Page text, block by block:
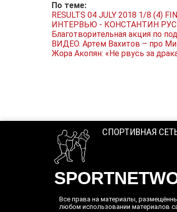
По теме:
RESULTS 04 JULY 2018 1/8 (4)
ИНТЕРВЬЮ - КОНСТАНТИН РУСУ
Благотворительная акция по
ВИДЕО. Артем Вахитов – про
Жора Акопян: «Не рвусь за
СПОРТИВНАЯ
Все права на материалы,
любом использовании материалов